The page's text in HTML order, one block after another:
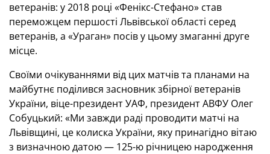
ветеранів: у 2018 році «Фенікс-Стефано» став
переможцем першості Львівської області серед
ветеранів, а «Ураган» посів у цьому змаганні друге
місце.
Своїми очікуваннями від цих матчів та планами на
майбутнє поділився засновник збірної ветеранів
України, віце-президент УАФ, президент АВФУ Олег
Собуцький: «Ми завжди раді проводити матчі на
Львівщині, це колиска України, яку принагідно вітаю
з визначною датою — 125-ю річницею народження